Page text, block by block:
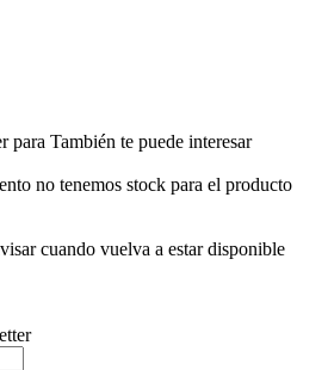
no tenemos stock para el producto
cuando vuelva a estar disponible